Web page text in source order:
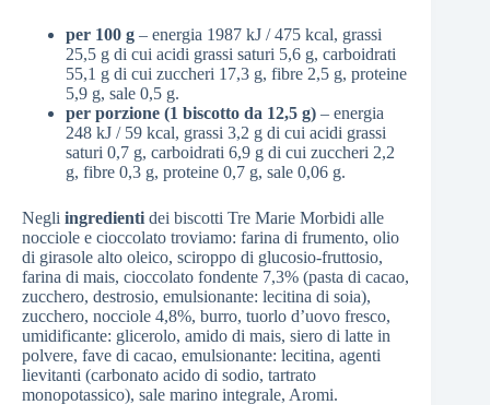
per 100 g – energia 1987 kJ / 475 kcal, grassi
25,5 g di cui acidi grassi saturi 5,6 g, carboidrati
55,1 g di cui zuccheri 17,3 g, fibre 2,5 g, proteine
5,9 g, sale 0,5 g.
per porzione (1 biscotto da 12,5 g) – energia
248 kJ / 59 kcal, grassi 3,2 g di cui acidi grassi
saturi 0,7 g, carboidrati 6,9 g di cui zuccheri 2,2
g, fibre 0,3 g, proteine 0,7 g, sale 0,06 g.
Negli ingredienti dei biscotti Tre Marie Morbidi alle
nocciole e cioccolato troviamo: farina di frumento, olio
di girasole alto oleico, sciroppo di glucosio-fruttosio,
farina di mais, cioccolato fondente 7,3% (pasta di cacao,
zucchero, destrosio, emulsionante: lecitina di soia),
zucchero, nocciole 4,8%, burro, tuorlo d’uovo fresco,
umidificante: glicerolo, amido di mais, siero di latte in
polvere, fave di cacao, emulsionante: lecitina, agenti
lievitanti (carbonato acido di sodio, tartrato
monopotassico), sale marino integrale, Aromi.